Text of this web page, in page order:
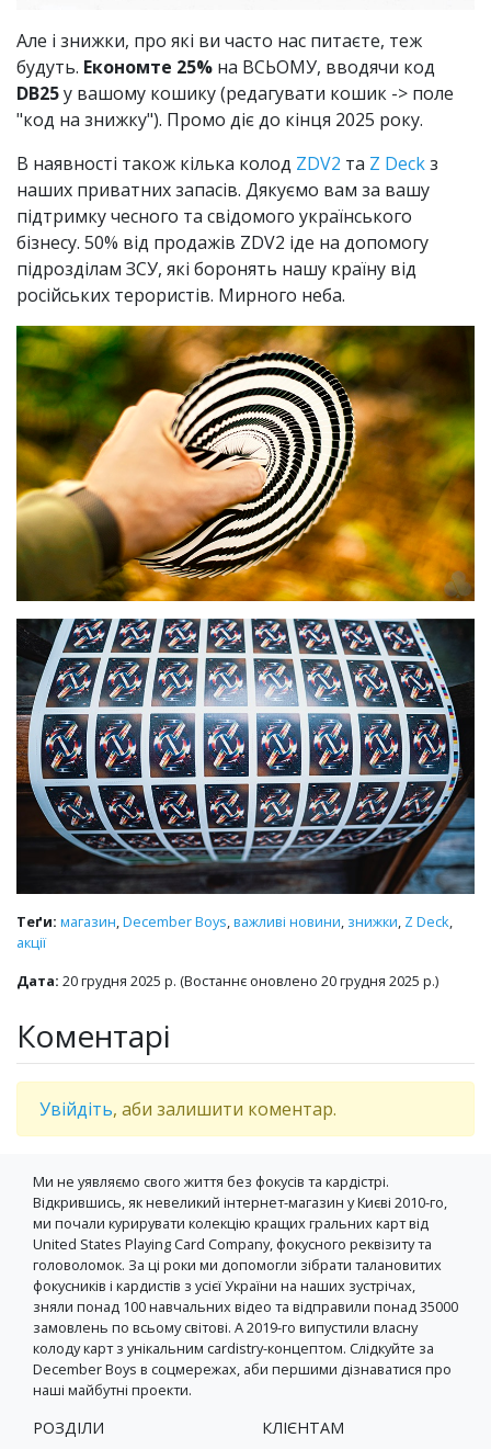
Але і знижки, про які ви часто нас питаєте, теж
будуть. Економте 25% на ВСЬОМУ, вводячи код
DB25у вашому кошику (редагувати кошик -> поле
"код на знижку"). Промо діє до кінця 2025 року.
В наявності також кілька колод ZDV2 та Z Deckз
наших приватних запасів. Дякуємо вам за вашу
підтримку чесного та свідомого українського
бізнесу. 50% від продажів ZDV2 іде на допомогу
підрозділам ЗСУ, які боронять нашу країну від
російських терористів. Мирного неба.
Теґи: магазин December Boys важливі новини знижки Z Deck
акції
Дата: 20 грудня 2025 р. (Востаннє оновлено 20 грудня 2025 р.)
Коментарі
Увійдіть, аби залишити коментар.
Ми не уявляємо свого життя без фокусів та кардістрі.
Відкрившись, як невеликий інтернет-магазин у Києві 2010-го,
ми почали курирувати колекцію кращих гральних карт від
United States Playing Card Company, фокусного реквізиту та
головоломок. За ці роки ми допомогли зібрати талановитих
фокусників і кардистів з усієї України на наших зустрічах,
зняли понад 100 навчальних відео та відправили понад 35000
замовлень по всьому світові. А 2019-го випустили власну
колоду карт з унікальним cardistry-концептом. Слідкуйте за
December Boys в соцмережах, аби першими дізнаватися про
наші майбутні проекти.
РОЗДІЛИ КЛІЄНТАМ